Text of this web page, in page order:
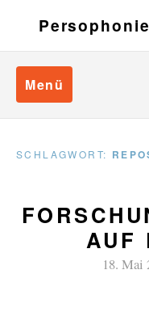
Menü
SCHLAGWORT:
AUF
18. Mai